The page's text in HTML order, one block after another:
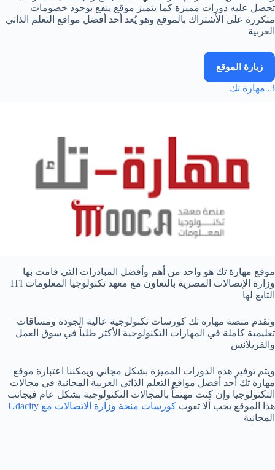
تحصل عليه دورات مميزة كما يتميز موقع ينفع بوجود خصومات
متكررة على الأشتراك بالموقع وهو يُعد أحد أفضل مواقع التعلم الذاتي
العربية
زيارة الموقع
3. مهارة تك
موقع مهارة تك هو واحد من أهم وأفضل المبادرات التي قامت بها
وزارة الإتصالات المصرية بالتعاون مع معهد تكنولوجيا المعلومات ITI
التابع لها
وتقدم منصة مهارة تك كورسات تكنولوجية عالية الجودة ومساقات
تعليمية كاملة في المهارات التكنولوجية الأكثر طلباً في سوق العمل
والفريلانس
ويتم توفير هذه الدورات المميزة بشكل مجاني ويمكننا اعتبارة موقع
مهارة تك أحد أفضل مواقع التعلم الذاتي العربية المجانية في مجالات
التكنولوجيا وإن كنت مهتماً بالمجالات التكنولوجية بشكل عام فبجانب
هذا الموقع يجب ألا تفوت كورسات منحة وزارة الاتصالات مع Udacity
المجانية